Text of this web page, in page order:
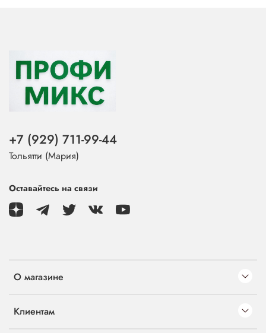
О магазине
Клиентам
+7 (929) 711-99-44
Тольятти (Мария)
Оставайтесь на связи